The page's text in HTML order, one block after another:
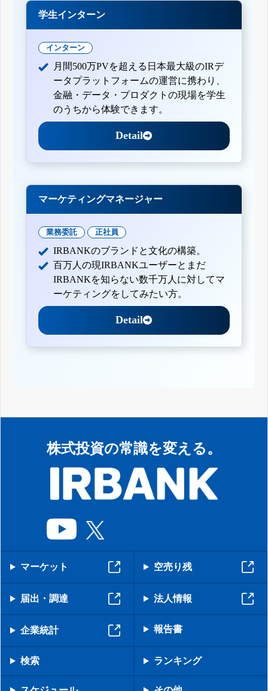
学生インターン
インターン
月間500万PVを超える日本最大級のIRデ
ータプラットフォームの運営に携わり、
金融・データ・プロダクトの現場を学生
のうちから体験できます。
Detail
マーケティングマネージャー
業務委託 正社員
IRBANKのブランドと文化の構築。
百万人の現IRBANKユーザーとまだ
IRBANKを知らない数千万人に対してマ
ーケティングをしてみたい方。
Detail
株式投資の常識を変える。
マーケット 空売り残
届出・調達 法人情報
企業統計 報告書
検索 ランキング